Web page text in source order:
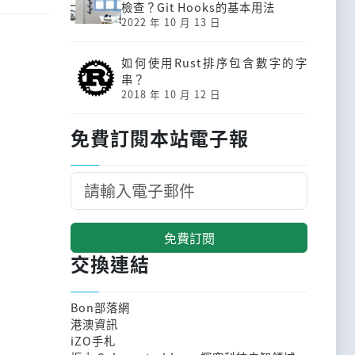
檢查？Git Hooks的基本用法
2022 年 10 月 13 日
如何使用Rust排序包含數字的字
串？
2018 年 10 月 12 日
免費訂閱本站電子報
免費訂閱
交換連結
Bon部落網
港澳資訊
iZO手札